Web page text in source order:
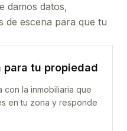
damos datos,
de escena para que tu
tu propiedad
con la inmobiliaria que
en tu zona y responde